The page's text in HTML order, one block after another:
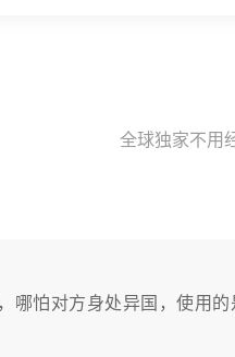
全球独家不用
哪怕对方身处异国，使用